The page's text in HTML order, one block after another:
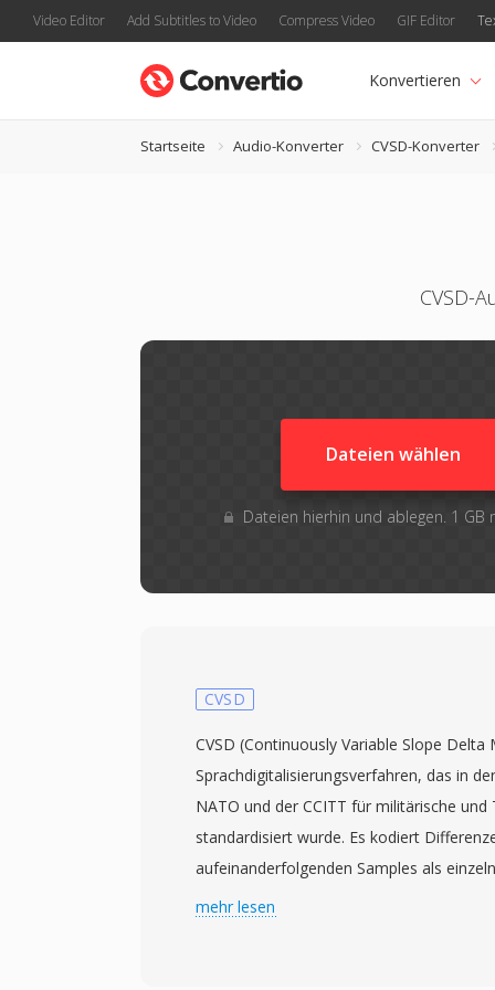
Video Editor Add Subtitles to Video Compress Video GIF Editor
Konvertieren
Startseite Audio-Konverter CVSD-Konverter
CVSD-
Dateien wählen
Dateien hierhin und ablegen. 1
CVSD
CVSD (Continuously Variable Slope
Sprachdigitalisierungsverfahren, das in
NATO und der CCITT für militärische
standardisiert wurde. Es kodiert
aufeinanderfolgenden Samples als
aktuelle Sample die Vorhersage
mehr lesen